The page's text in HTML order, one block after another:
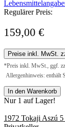
Regulärer Preis:
159,00 €
Preise inkl. MwSt.
*Preis inkl. MwSt., ggf.
Allergenhinweis: enthält
In den Warenkorb
Nur 1 auf Lager!
1972 Tokaji Aszú